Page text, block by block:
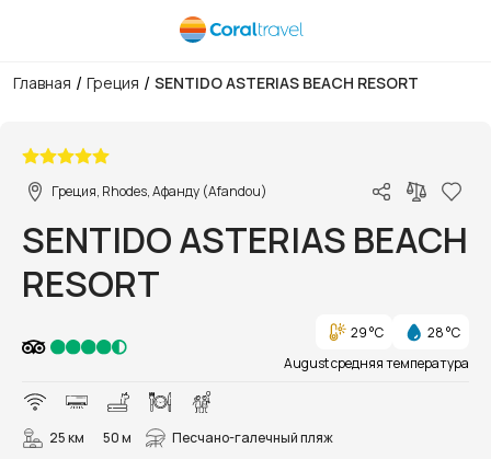
Главная / Греция / SENTIDO ASTERIAS BEACH RESORT
Греция, Rhodes, Афанду (Afandou)
SENTIDO ASTERIAS BEACH
RESORT
29 °C
28 °C
August средняя температура
25 км 50 м Песчано-галечный пляж